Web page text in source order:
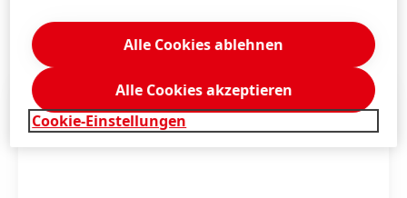
bei uns noch viel zu tun.
Cookie-Einstellungen
Alle Cookies ablehnen
Alle Cookies akzeptieren